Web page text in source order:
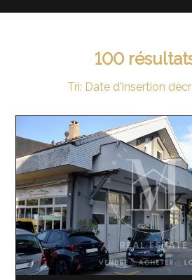
100
Tri: Date d'insertion